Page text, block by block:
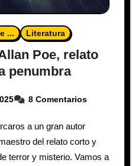
... Literatura
Poe, relato
penumbra
8 Comentarios
a un gran autor
del relato corto y
terror y misterio. Vamos a